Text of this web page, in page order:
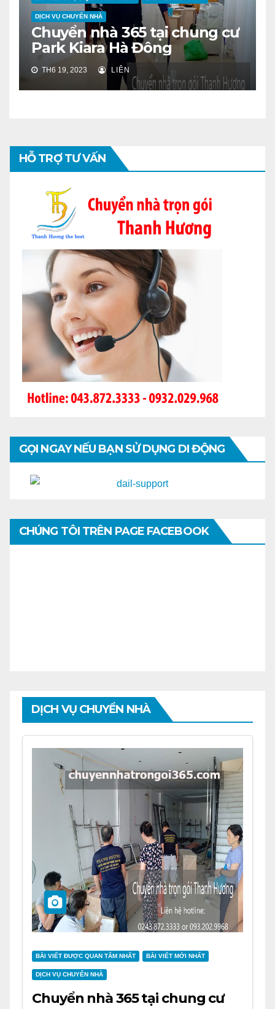
DỊCH VỤ CHUYỂN NHÀ
Chuyển nhà 365 tại chung cư
Park Kiara Hà Đông
TH6 19, 2023 LIÊN
HỖ TRỢ TƯ VẤN
GỌI NGAY NẾU BẠN SỬ DỤNG DI ĐỘNG
CHÚNG TÔI TRÊN PAGE FACEBOOK
DỊCH VỤ CHUYỂN NHÀ
BÀI VIẾT ĐƯỢC QUAN TÂM NHẤT BÀI VIẾT MỚI NHẤT
DỊCH VỤ CHUYỂN NHÀ
Chuyển nhà 365 tại chung cư